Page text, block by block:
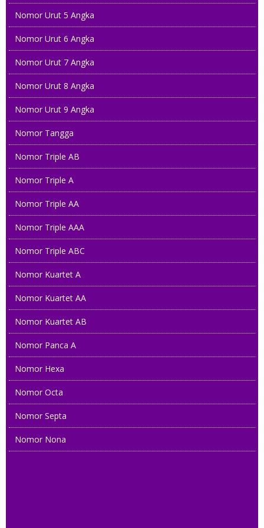
Nomor Urut 5 Angka
Nomor Urut 6 Angka
Nomor Urut 7 Angka
Nomor Urut 8 Angka
Nomor Urut 9 Angka
Nomor Tangga
Nomor Triple AB
Nomor Triple A
Nomor Triple AA
Nomor Triple AAA
Nomor Triple ABC
Nomor Kuartet A
Nomor Kuartet AA
Nomor Kuartet AB
Nomor Panca A
Nomor Hexa
Nomor Octa
Nomor Septa
Nomor Nona